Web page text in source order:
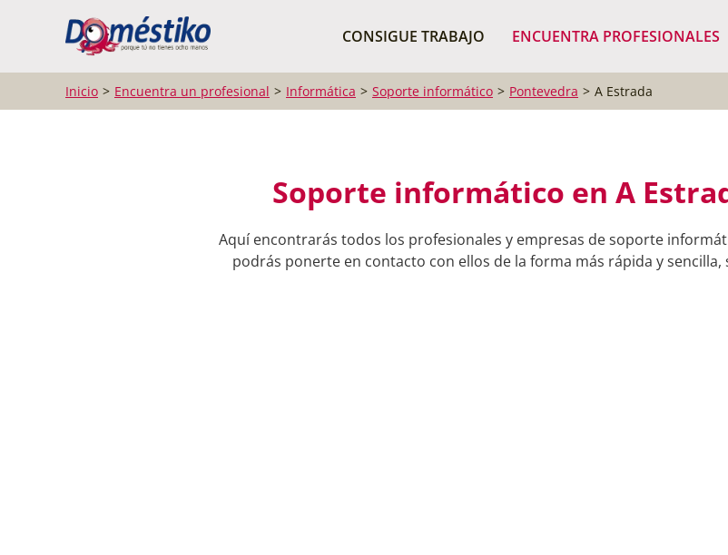
CONSIGUE TRABAJO ENCUENTRA PROFESIONALES
Inicio Encuentra un profesional Informática Soporte informático Pontevedra A Estrada
Soporte informático en A
Aquí encontrarás todos los profesionales y empresas de soporte
podrás ponerte en contacto con ellos de la forma más rápida y